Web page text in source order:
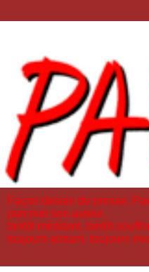
Façon dessin de presse,
parcourt son auteur,
tantôt méditant, tantôt
toujours aimant, toujours